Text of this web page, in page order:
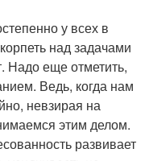
у всех в
над задачами
Надо еще отметить,
Ведь, когда нам
невзирая на
этим делом.
развивает